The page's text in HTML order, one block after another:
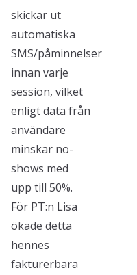
skickar ut
automatiska
SMS/påminnelser
innan varje
session, vilket
enligt data från
användare
minskar no-
shows med
upp till 50%.
För PT:n Lisa
ökade detta
hennes
fakturerbara